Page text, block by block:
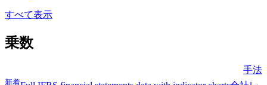
すべて表示
乗数
手法
新着